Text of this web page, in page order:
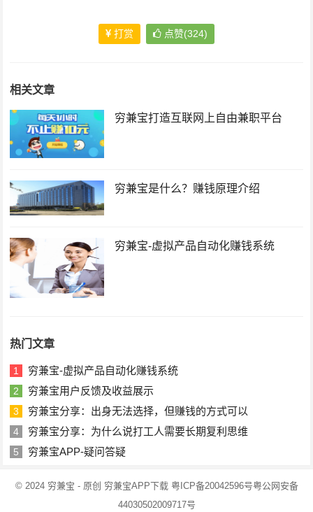
打赏 点赞(324)
相关文章
穷兼宝打造互联网上自由兼职平台
穷兼宝是什么？赚钱原理介绍
穷兼宝-虚拟产品自动化赚钱系统
热门文章
1 穷兼宝-虚拟产品自动化赚钱系统
2 穷兼宝用户反馈及收益展示
3 穷兼宝分享：出身无法选择，但赚钱的方式可以
4 穷兼宝分享：为什么说打工人需要长期复利思维
5 穷兼宝APP-疑问答疑
© 2024 穷兼宝 - 原创 穷兼宝APP下载 粤ICP备20042596号粤公网安备
44030502009717号